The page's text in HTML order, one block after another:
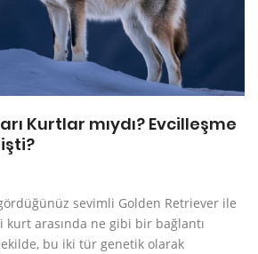
Kurtlar mıydı? Evcilleşme
sevimli Golden Retriever ile
kurt arasında ne gibi bir bağlantı
bu iki tür genetik olarak